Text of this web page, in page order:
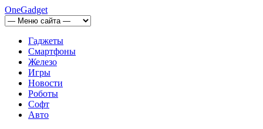
OneGadget
Гаджеты
Смартфоны
Железо
Игры
Новости
Роботы
Софт
Авто